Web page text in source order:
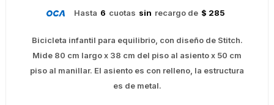
Hasta 6 cuotas sin recargo de $ 285
Bicicleta infantil para equilibrio, con diseño de Stitch.
Mide 80 cm largo x 38 cm del piso al asiento x 50 cm
piso al manillar. El asiento es con relleno, la estructura
es de metal.